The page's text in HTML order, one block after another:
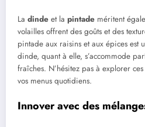
La dinde et la pintade méritent
volailles offrent des goûts et des
pintade aux raisins et aux épices est
dinde, quant à elle, s’accommode
fraîches. N’hésitez pas à explorer
vos menus quotidiens.
Innover avec des